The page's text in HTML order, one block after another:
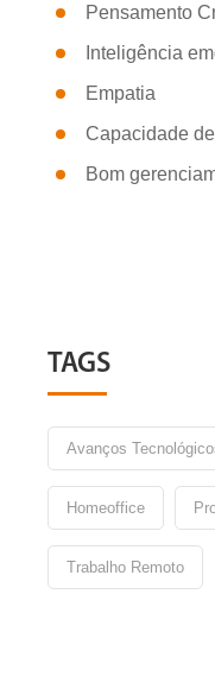
Pensamento
Inteligência
Empatia
Capacidade
Bom
TAGS
Avanços
Homeoffice
Trabalho Remoto